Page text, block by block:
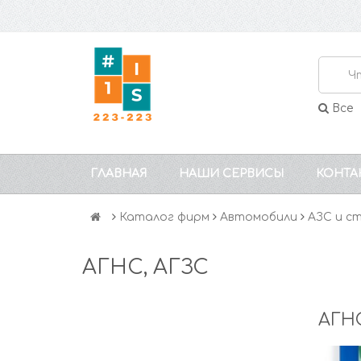
Все
ГЛАВНАЯ НАШИ СЕРВИСЫ
Каталог фирм Автомобили АЗС и
АГНС, АГЗС